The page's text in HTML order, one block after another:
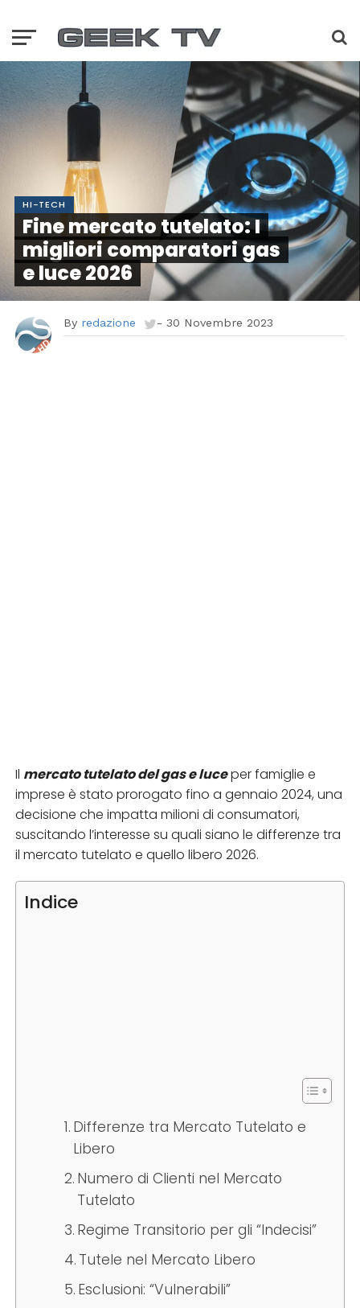
HI-TECH
Fine mercato tutelato: I
migliori comparatori gas
e luce 2026
By redazione - 30 Novembre 2023
Il mercato tutelato del gas e luceper famiglie e
imprese è stato prorogato fino a gennaio 2024, una
decisione che impatta milioni di consumatori,
suscitando l’interesse su quali siano le differenze tra
il mercato tutelato e quello libero 2026.
Indice
Differenze tra Mercato Tutelato e
Libero
Numero di Clienti nel Mercato
Tutelato
Regime Transitorio per gli “Indecisi”
Tutele nel Mercato Libero
Esclusioni: “Vulnerabili”